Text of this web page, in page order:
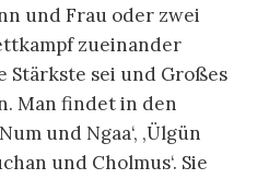
und Frau oder zwei
zueinander
Stärkste sei und Großes
Man findet in den
und Ngaa‘, ‚Ülgün
und Cholmus‘. Sie